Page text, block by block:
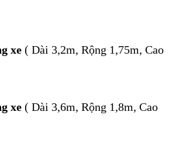
xe ( Dài 3,2m, Rộng 1,75m, Cao
xe ( Dài 3,6m, Rộng 1,8m, Cao